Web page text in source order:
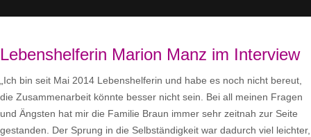
Lebenshelferin Marion Manz im Interview
„Ich bin seit Mai 2014 Lebenshelferin und habe es noch nicht bereut,
die Zusammenarbeit könnte besser nicht sein. Bei all meinen Fragen
und Ängsten hat mir die Familie Braun immer sehr zeitnah zur Seite
gestanden. Der Sprung in die Selbständigkeit war dadurch viel leichter,